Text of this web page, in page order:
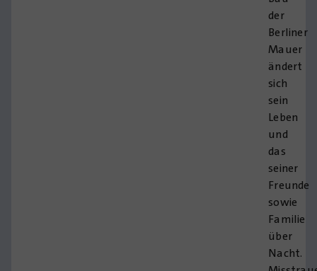
der
Berliner
Mauer
ändert
sich
sein
Leben
und
das
seiner
Freunde
sowie
Familie
über
Nacht.